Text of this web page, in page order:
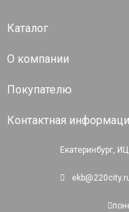
Каталог
О компании
Покупателю
Контактная
Екатеринбург,